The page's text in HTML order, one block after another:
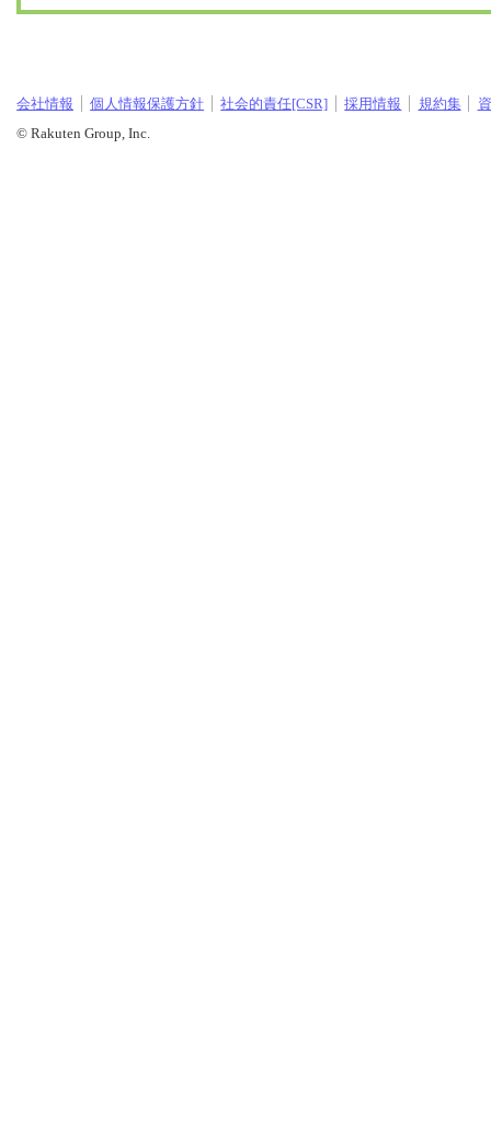
会社情報 個人情報保護方針 社会的責任[CSR] 採用情報 規約集
© Rakuten Group, Inc.